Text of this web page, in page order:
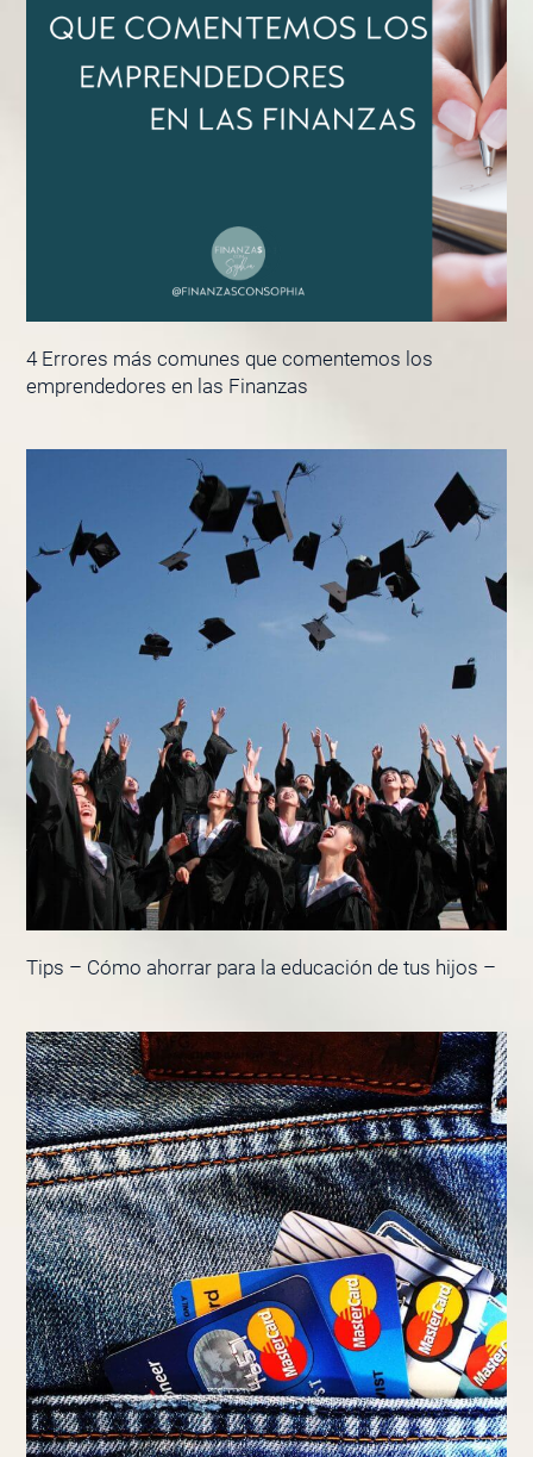
4 Errores más comunes que comentemos los
emprendedores en las Finanzas
Tips – Cómo ahorrar para la educación de tus hijos –